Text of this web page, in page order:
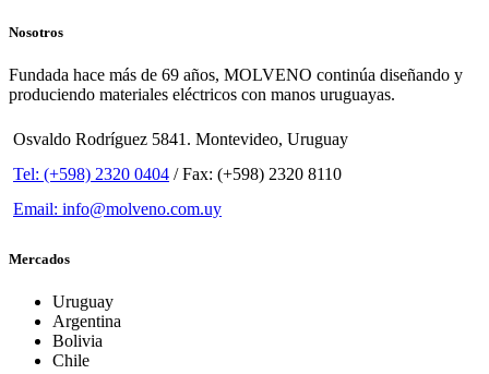
Nosotros
Fundada hace más de 69 años, MOLVENO continúa diseñando y
produciendo materiales eléctricos con manos uruguayas.
Osvaldo Rodríguez 5841. Montevideo, Uruguay
Tel: (+598) 2320 0404 / Fax: (+598) 2320 8110
Email: info@molveno.com.uy
Mercados
Uruguay
Argentina
Bolivia
Chile